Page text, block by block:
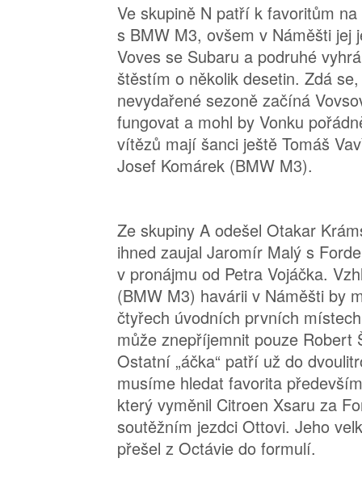
Ve skupině N patří k favoritům
s BMW M3, ovšem v Náměšti jej
Voves se Subaru a podruhé
štěstím o několik desetin. Zdá
nevydařené sezoně začíná
fungovat a mohl by Vonku
vítězů mají šanci ještě Tomáš
Josef Komárek (BMW M3).
Ze skupiny A odešel Otakar
ihned zaujal Jaromír Malý s
v pronájmu od Petra Vojáčka.
(BMW M3) havárii v Náměšti by
čtyřech úvodních prvních
může znepříjemnit pouze Robert
Ostatní „áčka“ patří už do
musíme hledat favorita
který vyměnil Citroen Xsaru za
soutěžním jezdci Ottovi. Jeho
přešel z Octávie do formulí.